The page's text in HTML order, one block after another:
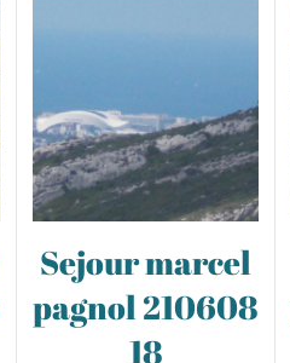
Sejour marcel
pagnol 210608
18